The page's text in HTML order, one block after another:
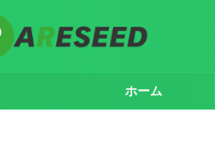
ホーム